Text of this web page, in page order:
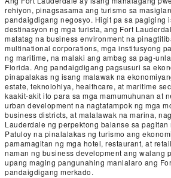
rehiyon, pinagsasama ang turismo sa
pandaigdigang negosyo. Higit pa sa pagiging
destinasyon ng mga turista, ang Fort
matatag na business environment na
multinational corporations, mga institusyong
ng maritime, na malaki ang ambag sa pag-
Florida. Ang pandaigdigang pagsusuri sa
pinapalakas ng isang malawak na
estate, teknolohiya, healthcare, at maritime
kaakit-akit ito para sa mga mamumuhunan at
urban development na nagtatampok ng mga
business districts, at malalawak na marina,
Lauderdale ng perpektong balanse sa
Patuloy na pinalalakas ng turismo ang
pamamagitan ng mga hotel, restaurant, at
naman ng business development ang walang
upang maging pangunahing manlalaro ang
pandaigdigang merkado.